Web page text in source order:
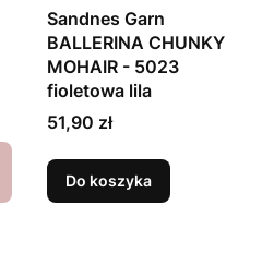
Sandnes Garn
BALLERINA CHUNKY
MOHAIR - 5023
fioletowa lila
Cena
51,90 zł
Do koszyka